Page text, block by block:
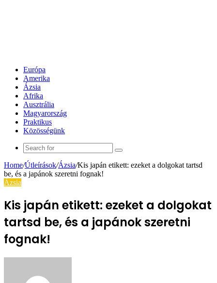
Európa
Amerika
Ázsia
Afrika
Ausztrália
Magyarország
Praktikus
Közösségünk
Search
Home/Útleírások/Ázsia/Kis japán etikett: ezeket a dolgokat tartsd
be, és a japánok szeretni fognak!
Ázsia
Kis japán etikett: ezeket a dolgokat
tartsd be, és a japánok szeretni
fognak!